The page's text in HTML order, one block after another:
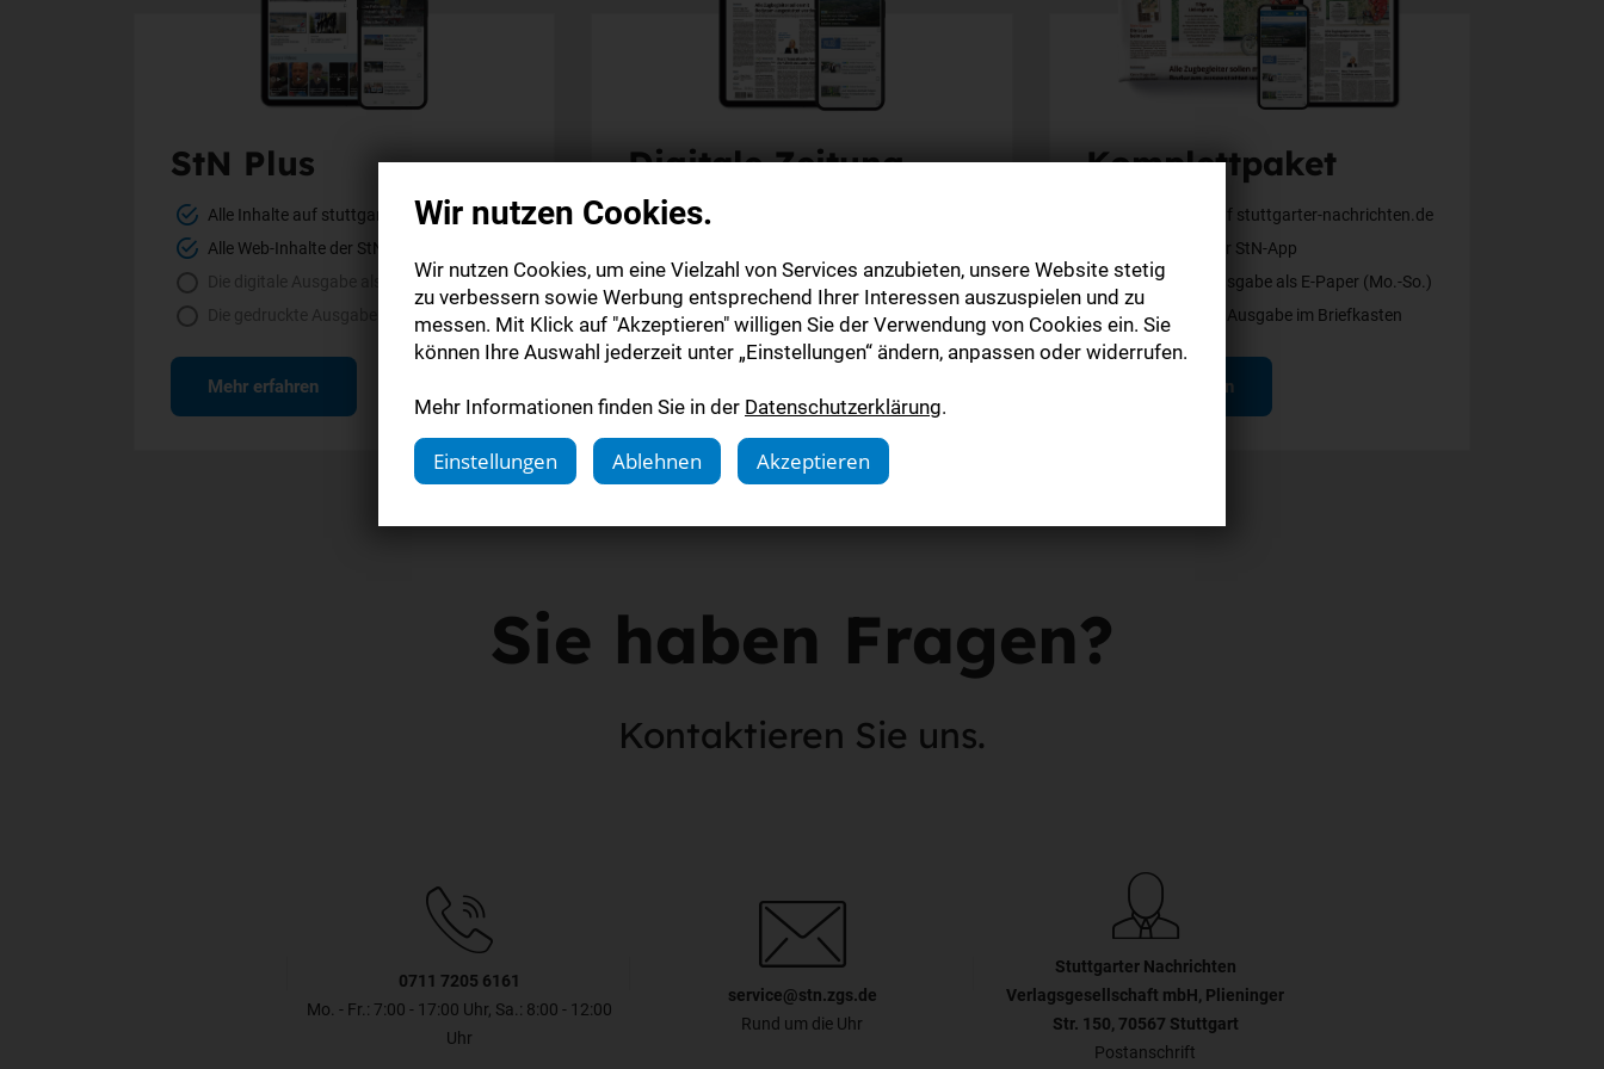
StN Plus
Alle Inhalte auf stuttgarter-nachrichten.de
Alle Web-Inhalte der StN-App
Die digitale Ausgabe als E-Paper (Mo.-So.)
Die gedruckte Ausgabe im Briefkasten
Mehr erfahren
Digitale Zeitung
Alle Inhalte auf stuttgarter-nachrichten.de
Die digitale Ausgabe als E-Paper (Mo.-So.)
Die gedruckte Ausgabe im Briefkasten
Komplettpaket
Alle Inhalte auf stuttgarter-nachrichten.de
Alle Inhalte der StN-App
Die digitale Ausgabe als E-Paper (Mo.-So.)
Die gedruckte Ausgabe im Briefkasten
Mehr erfahren
Sie haben Fragen?
Kontaktieren Sie uns.
0711 7205 6161
Mo. - Fr.: 7:00 - 17:00 Uhr, Sa.: 8:00 - 12:00
Uhr
service@stn.zgs.de
Rund um die Uhr
Stuttgarter Nachrichten
Verlagsgesellschaft mbH, Plieninger
Str. 150, 70567 Stuttgart
Postanschrift
Wir nutzen Cookies.
Wir nutzen Cookies, um eine Vielzahl von Services anzubieten, unsere Website stetig
zu verbessern sowie Werbung entsprechend Ihrer Interessen auszuspielen und zu
messen. Mit Klick auf "Akzeptieren" willigen Sie der Verwendung von Cookies ein. Sie
können Ihre Auswahl jederzeit unter „Einstellungen“ ändern, anpassen oder widerrufen.
Mehr Informationen finden Sie in der Datenschutzerklärung.
Einstellungen
Ablehnen Akzeptieren